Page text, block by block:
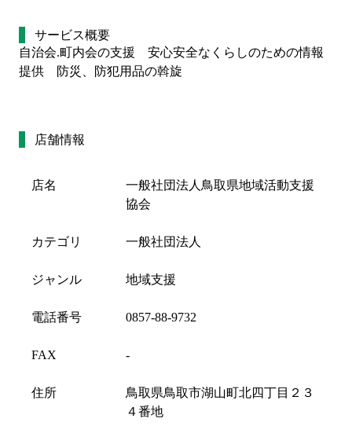
サービス概要
自治会.町内会の支援　安心安全なくらしのための情報
提供　防災、防犯用品の斡旋
店舗情報
店名
一般社団法人鳥取県地域活動支援
協会
カテゴリ 一般社団法人
ジャンル 地域支援
電話番号 0857-88-9732
FAX -
住所
鳥取県鳥取市湖山町北四丁目２３
４番地